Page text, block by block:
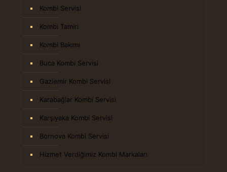
Kombi Servisi
Kombi Tamiri
Kombi Bakımı
Buca Kombi Servisi
Gaziemir Kombi Servisi
Karabağlar Kombi Servisi
Karşıyaka Kombi Servisi
Bornova Kombi Servisi
Hizmet Verdiğimiz Kombi Markaları